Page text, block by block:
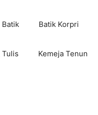
Batik Batik Korpri
Tulis Kemeja Tenun